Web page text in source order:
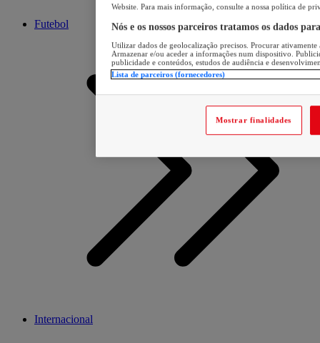
Futebol
Internacional
Website. Para mais informação, consulte a nossa política de
Nós e os nossos parceiros tratamos os dados
Utilizar dados de geolocalização precisos. Procurar
Armazenar e/ou aceder a informações num dispositivo.
publicidade e conteúdos, estudos de audiência e
Lista de parceiros (fornecedores)
Mostrar finalidades